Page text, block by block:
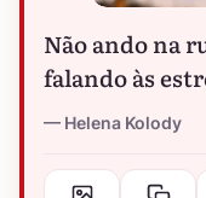
Não ando na
falando às
Helena Kolody